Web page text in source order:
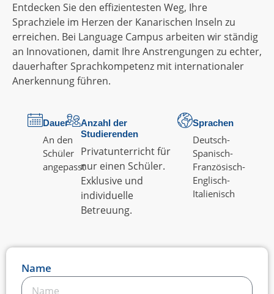
Entdecken Sie den effizientesten Weg, Ihre
Sprachziele im Herzen der Kanarischen Inseln zu
erreichen. Bei Language Campus arbeiten wir ständig
an Innovationen, damit Ihre Anstrengungen zu echter,
dauerhafter Sprachkompetenz mit internationaler
Anerkennung führen.
Dauer
An den
Schüler
angepasst
Anzahl der
Studierenden
Privatunterricht für
nur einen Schüler.
Exklusive und
individuelle
Betreuung.
Sprachen
Deutsch-
Spanisch-
Französisch-
Englisch-
Italienisch
Name